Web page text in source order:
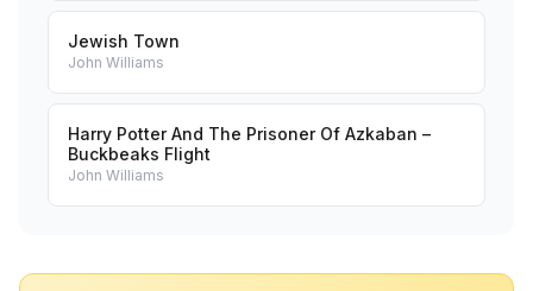
Jewish Town
John Williams
Harry Potter And The Prisoner Of Azkaban –
Buckbeaks Flight
John Williams